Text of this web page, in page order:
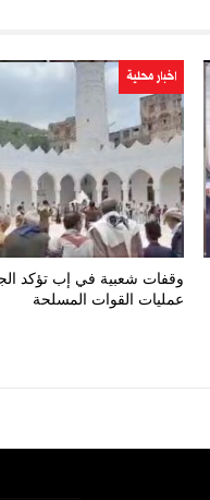
اخبار محلية
وقفات شعبية في إب تؤكد
عمليات القوات المسلحة